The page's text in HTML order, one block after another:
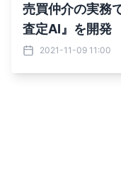
売買仲介の実務
査定AI』を開発
2021-11-09 11:00